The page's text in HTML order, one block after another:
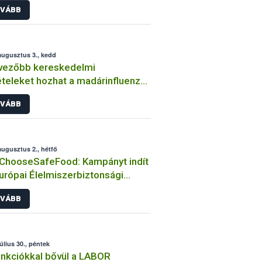
3., kedd
kereskedelmi
hozhat a madárinfluenza-
státusz visszanyerése
2., hétfő
Kampányt indít
Élelmiszerbiztonsági
(EFSA) a tudatos élelmiszer-
30., péntek
bővül a LABOR